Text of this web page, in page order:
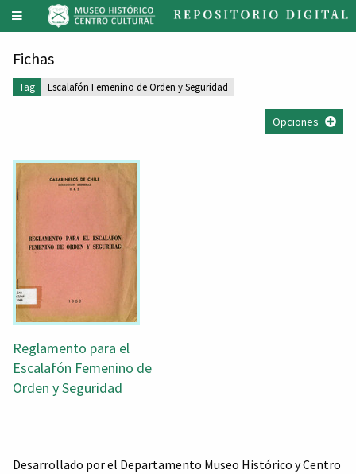
Fichas
Tag Escalafón Femenino de Orden y Seguridad
Opciones
Reglamento para el
Escalafón Femenino de
Orden y Seguridad
Desarrollado por el Departamento Museo Histórico y Centro